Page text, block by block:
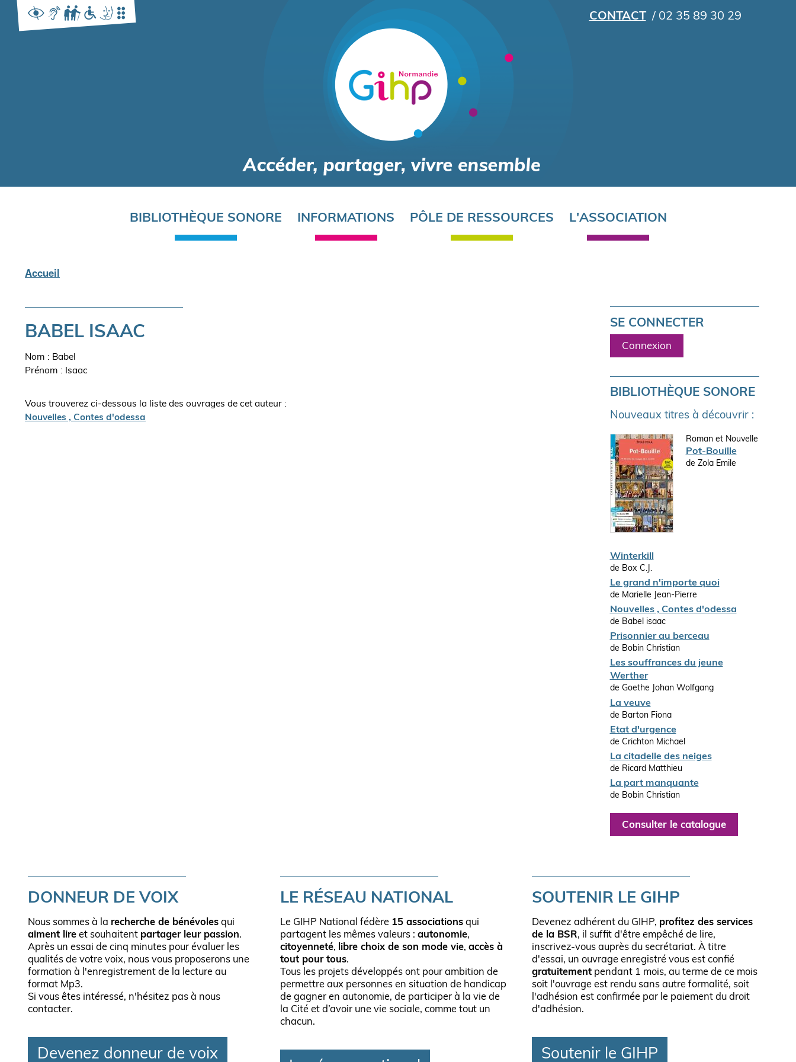
contenu
principal
CONTACT/ 02 35 89 30 29
BIBLIOTHÈQUE SONORE INFORMATIONS PÔLE DE RESSOURCES L'ASSOCIATION
Accueil
BABEL ISAAC
Nom : Babel
Prénom : Isaac
Vous trouverez ci-dessous la liste des ouvrages de cet auteur :
Nouvelles , Contes d'odessa
SE CONNECTER
Connexion
BIBLIOTHÈQUE SONORE
Nouveaux titres à découvrir :
Roman et Nouvelle
Pot-Bouille
de Zola Emile
Winterkill
de Box C.J.
Le grand n'importe quoi
de Marielle Jean-Pierre
Nouvelles , Contes d'odessa
de Babel isaac
Prisonnier au berceau
de Bobin Christian
Les souffrances du jeune
Werther
de Goethe Johan Wolfgang
La veuve
de Barton Fiona
Etat d'urgence
de Crichton Michael
La citadelle des neiges
de Ricard Matthieu
La part manquante
de Bobin Christian
Consulter le catalogue
DONNEUR DE VOIX
Nous sommes à la recherche de bénévoles qui
aiment lire et souhaitent partager leur passion.
Après un essai de cinq minutes pour évaluer les
qualités de votre voix, nous vous proposerons une
formation à l'enregistrement de la lecture au
format Mp3.
Si vous êtes intéressé, n'hésitez pas à nous
contacter.
Devenez donneur de voix
LE RÉSEAU NATIONAL
Le GIHP National fédère 15 associationsqui
partagent les mêmes valeurs : autonomie,
citoyenneté, libre choix de son mode vie, accès à
tout pour tous.
Tous les projets développés ont pour ambition de
permettre aux personnes en situation de handicap
de gagner en autonomie, de participer à la vie de
la Cité et d’avoir une vie sociale, comme tout un
chacun.
SOUTENIR LE GIHP
Devenez adhérent du GIHP, profitez des services
de la BSR, il suffit d'être empêché de lire,
inscrivez-vous auprès du secrétariat. À titre
d'essai, un ouvrage enregistré vous est confié
gratuitement pendant 1 mois, au terme de ce mois
soit l'ouvrage est rendu sans autre formalité, soit
l'adhésion est confirmée par le paiement du droit
d'adhésion.
Soutenir le GIHP